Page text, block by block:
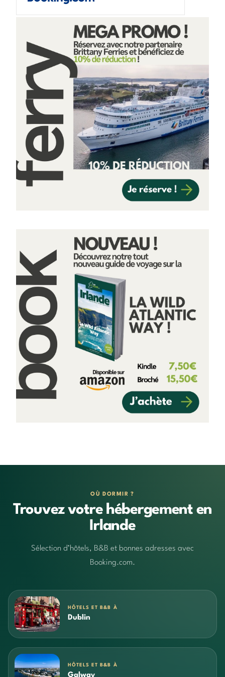
OÙ DORMIR ?
Trouvez votre hébergement en
Irlande
Sélection d’hôtels, B&B et bonnes adresses avec
Booking.com.
HÔTELS ET B&B À
Dublin
HÔTELS ET B&B À
Galway